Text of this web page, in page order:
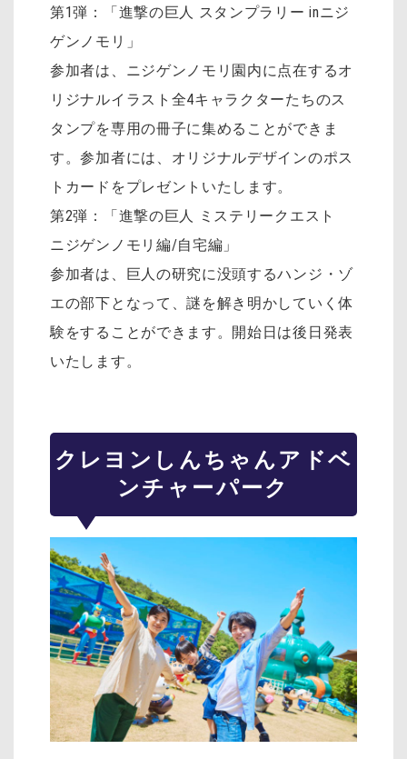
第1弾：「進撃の巨人 スタンプラリー inニジ
ゲンノモリ」
参加者は、ニジゲンノモリ園内に点在するオ
リジナルイラスト全4キャラクターたちのス
タンプを専用の冊子に集めることができま
す。参加者には、オリジナルデザインのポス
トカードをプレゼントいたします。
第2弾：「進撃の巨人 ミステリークエスト
ニジゲンノモリ編/自宅編」
参加者は、巨人の研究に没頭するハンジ・ゾ
エの部下となって、謎を解き明かしていく体
験をすることができます。開始日は後日発表
いたします。
クレヨンしんちゃんアドベ
ンチャーパーク